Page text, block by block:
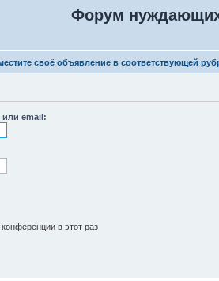
Форум
своё объявление в соответствующей
или email:
в этот раз